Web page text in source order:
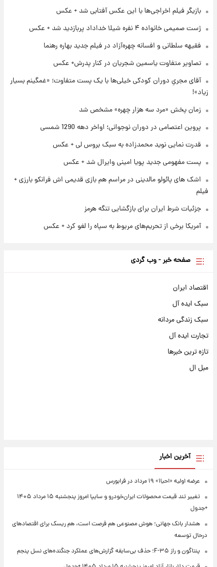
عکس / خداحافظی صمیمانه آبی ها با رامین!
آتش اختلاف در اینستاگرام؛ تمجید از حردانی به
۱ روز پیش
۲۳ ساعت پیش
هسته‌ای در آسمان ظاهر شد
بازیگر فیلم اخراجی‌ها با این عکس آفتابی شد + عکس
ژست صمیمی خانواده ۴ نفره شیلا خداداد پربازدید شد + عکس
فقیهه سلطانی و افسانه چهره‌آزاد در فیلم جدید بهاره رهنما
تصاویر متفاوت یاسمین شجریان در کنار پدرش+ عکس
آقای مجریِ دوران کودکی خیلی‌ها با یک پست متفاوت؛ «غمگینم بسیار
زیاد»!
زمان پخش «مرد سه هزار چهره» مشخص شد
پروین اعتصامی در دوران نوجوانی؛ اواخر دهه 1290 شمسی
قدرت نمایی نوید محمدزاده به سبک بروس لی + عکس
پست مفهومی جدید پویا امینی وایرال شد + عکس
اشک های پائولو مالدینی در مراسم هم بازی قدیمی اش فرانکو بارزی +
فیلم
جزئیات شرط ایران برای بازگشایی تنگه هرمز
آمریکا برخی از تحریم‌های مربوط به سپاه را لغو کرد + عکس
صفحه خبر - وب گردی
اقتصاد ایران
سبک ایده آل
سبک زندگی مردانه
تجارت ایده آل
تازه ترین خبرها
مبل ال
آخرین اخبار
عرضه اولیه «احیا۱» ۱۹ مرداد در فرابورس
تغییر تند قیمت محصولات ایران‌خودرو و سایپا امروز پنجشنبه ۱۵ مرداد ۱۴۰۵
+جدول
هشدار بانک جهانی؛ هوش مصنوعی هم فرصت است، هم ریسک برای اقتصادهای
درحال توسعه
پنتاگون و راز F-۳۵؛ حذف بی‌سابقه گزارش‌های عملکرد جنگنده‌های نسل پنجم